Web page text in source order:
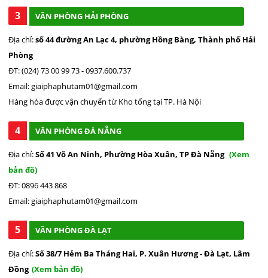
3 VĂN PHÒNG HẢI PHÒNG
Địa chỉ:số 44 đường An Lạc 4, phường Hồng Bàng, Thành phố Hải
Phòng
ĐT: (024) 73 00 99 73 - 0937.600.737
Email: giaiphaphutam01@gmail.com
Hàng hóa được vận chuyển từ Kho tổng tại TP. Hà Nội
4 VĂN PHÒNG ĐÀ NẴNG
Địa chỉ:Số 41 Võ An Ninh, Phường Hòa Xuân, TP Đà Nẵng (Xem
bản đồ)
ĐT: 0896 443 868
Email: giaiphaphutam01@gmail.com
5 VĂN PHÒNG ĐÀ LẠT
Địa chỉ:Số 38/7 Hẻm Ba Tháng Hai, P. Xuân Hương - Đà Lạt, Lâm
Đồng (Xem bản đồ)